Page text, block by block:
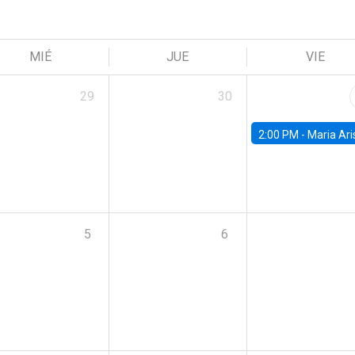
MIÉ JUE VIE
29 30
2:00 PM - Maria Aristizabal-Ramirez,
5 6